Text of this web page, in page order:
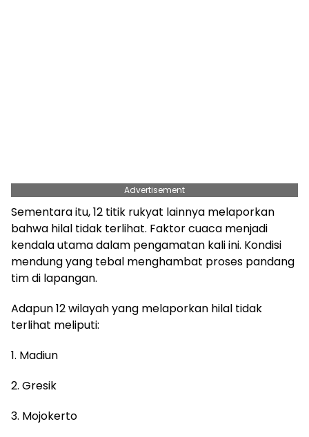
Advertisement
Sementara itu, 12 titik rukyat lainnya melaporkan
bahwa hilal tidak terlihat. Faktor cuaca menjadi
kendala utama dalam pengamatan kali ini. Kondisi
mendung yang tebal menghambat proses pandang
tim di lapangan.
Adapun 12 wilayah yang melaporkan hilal tidak
terlihat meliputi:
1. Madiun
2. Gresik
3. Mojokerto